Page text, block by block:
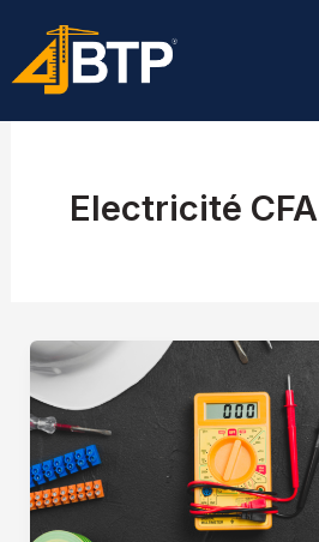
contenu
Electricité CFA